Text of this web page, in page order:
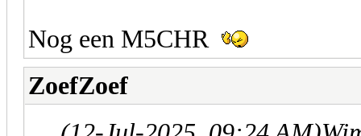
Nog een M5CHR
ZoefZoef